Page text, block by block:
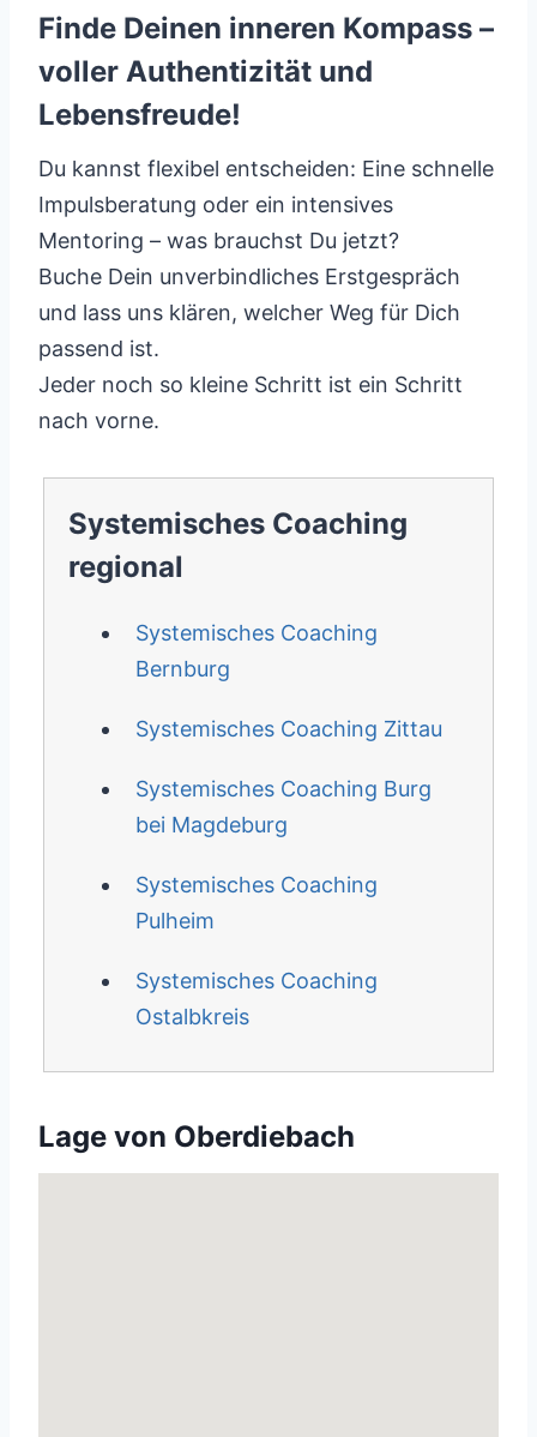
Finde Deinen inneren Kompass –
voller Authentizität und
Lebensfreude!
Du kannst flexibel entscheiden: Eine schnelle
Impulsberatung oder ein intensives
Mentoring – was brauchst Du jetzt?
Buche Dein unverbindliches Erstgespräch
und lass uns klären, welcher Weg für Dich
passend ist.
Jeder noch so kleine Schritt ist ein Schritt
nach vorne.
Systemisches Coaching
regional
Systemisches Coaching
Bernburg
Systemisches Coaching Zittau
Systemisches Coaching Burg
bei Magdeburg
Systemisches Coaching
Pulheim
Systemisches Coaching
Ostalbkreis
Lage von Oberdiebach